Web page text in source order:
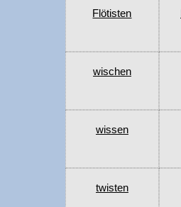
Flötisten
wischen
wissen
twisten